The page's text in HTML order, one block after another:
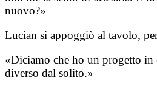
nuovo?»
Lucian si appoggiò al tavolo,
«Diciamo che ho un progetto
diverso dal solito.»